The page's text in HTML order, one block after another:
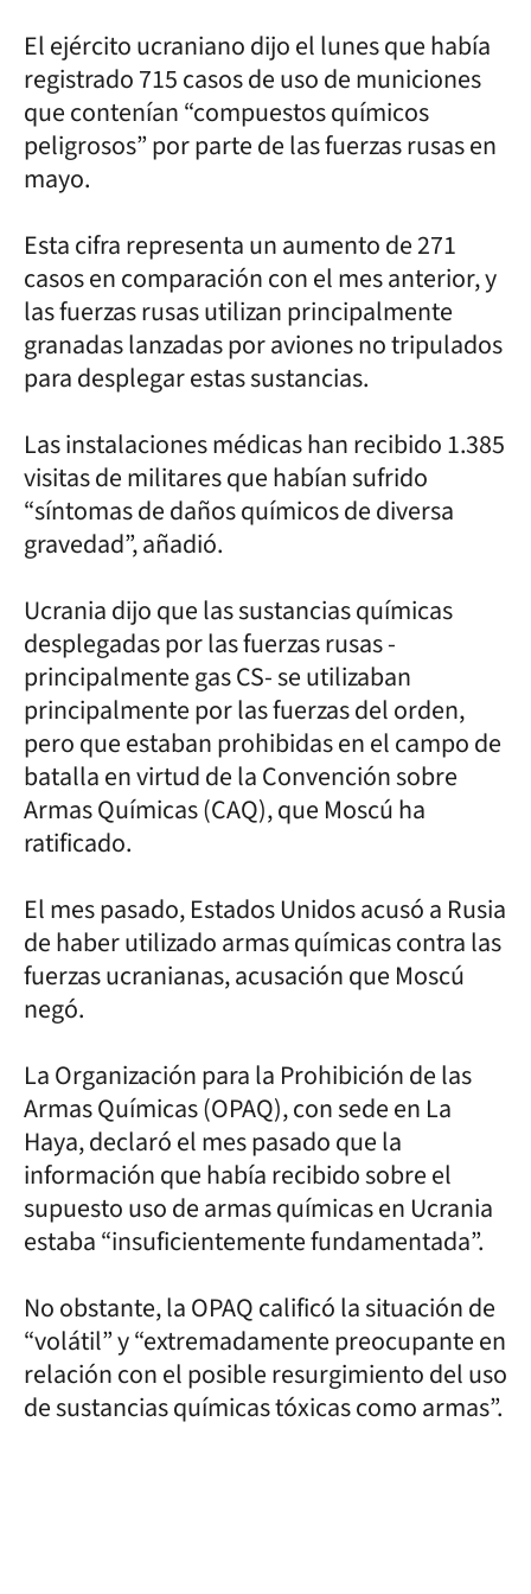
El ejército ucraniano dijo el lunes que había
registrado 715 casos de uso de municiones
que contenían “compuestos químicos
peligrosos” por parte de las fuerzas rusas en
mayo.
Esta cifra representa un aumento de 271
casos en comparación con el mes anterior, y
las fuerzas rusas utilizan principalmente
granadas lanzadas por aviones no tripulados
para desplegar estas sustancias.
Las instalaciones médicas han recibido 1.385
visitas de militares que habían sufrido
“síntomas de daños químicos de diversa
gravedad”, añadió.
Ucrania dijo que las sustancias químicas
desplegadas por las fuerzas rusas -
principalmente gas CS- se utilizaban
principalmente por las fuerzas del orden,
pero que estaban prohibidas en el campo de
batalla en virtud de la Convención sobre
Armas Químicas (CAQ), que Moscú ha
ratificado.
El mes pasado, Estados Unidos acusó a Rusia
de haber utilizado armas químicas contra las
fuerzas ucranianas, acusación que Moscú
negó.
La Organización para la Prohibición de las
Armas Químicas (OPAQ), con sede en La
Haya, declaró el mes pasado que la
información que había recibido sobre el
supuesto uso de armas químicas en Ucrania
estaba “insuficientemente fundamentada”.
No obstante, la OPAQ calificó la situación de
“volátil” y “extremadamente preocupante en
relación con el posible resurgimiento del uso
de sustancias químicas tóxicas como armas”.